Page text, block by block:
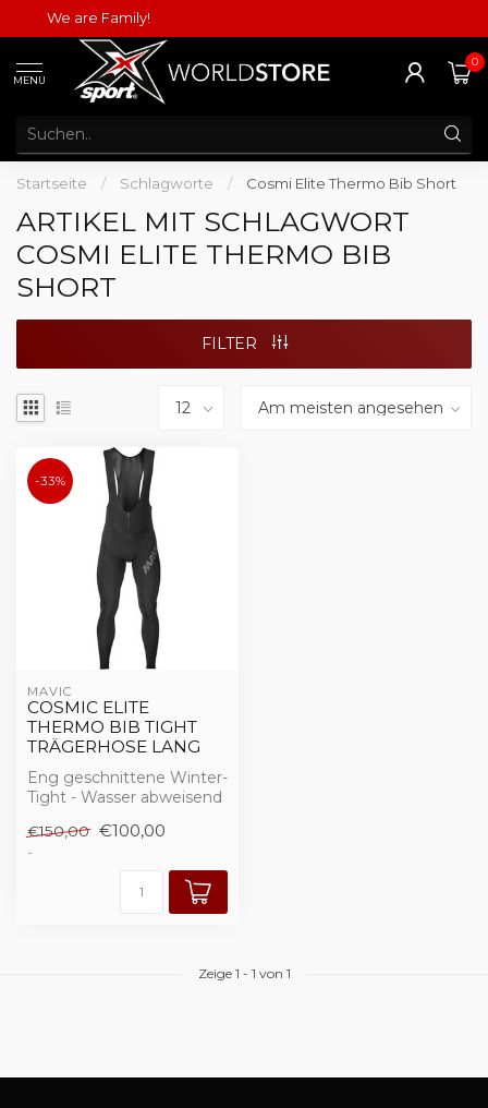
We are Family!
MENU
0
Startseite / Schlagworte / Cosmi Elite Thermo Bib Short
ARTIKEL MIT SCHLAGWORT
COSMI ELITE THERMO BIB
SHORT
FILTER
-33%
MAVIC
COSMIC ELITE
THERMO BIB TIGHT
TRÄGERHOSE LANG
Eng geschnittene Winter-
Tight - Wasser abweisend
entsche...
€150,00 €100,00
-
Zeige 1 - 1 von 1